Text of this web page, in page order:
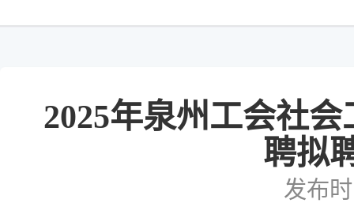
2025年泉州工会社
聘拟
发布